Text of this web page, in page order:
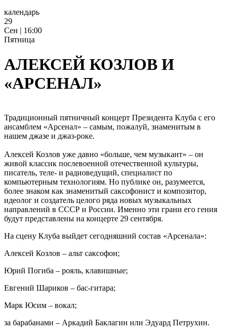
календарь
29
Сен | 16:00
Пятница
АЛЕКСЕЙ КОЗЛОВ И
«АРСЕНАЛ»
Традиционный пятничный концерт Президента Клуба с его
ансамблем «Арсенал» – самым, пожалуй, знаменитым в
нашем джазе и джаз-роке.
Алексей Козлов уже давно «больше, чем музыкант» – он
живой классик послевоенной отечественной культуры,
писатель, теле- и радиоведущий, специалист по
компьютерным технологиям. Но публике он, разумеется,
более знаком как знаменитый саксофонист и композитор,
идеолог и создатель целого ряда новых музыкальных
направлений в СССР и России. Именно эти грани его гения
будут представлены на концерте 29 сентября.
На сцену Клуба выйдет сегодняшний состав «Арсенала»:
Алексей Козлов – альт саксофон;
Юрий Погиба – рояль, клавишные;
Евгений Шариков – бас-гитара;
Марк Юсим – вокал;
за барабанами – Аркадий Баклагин или Эдуард Петрухин.